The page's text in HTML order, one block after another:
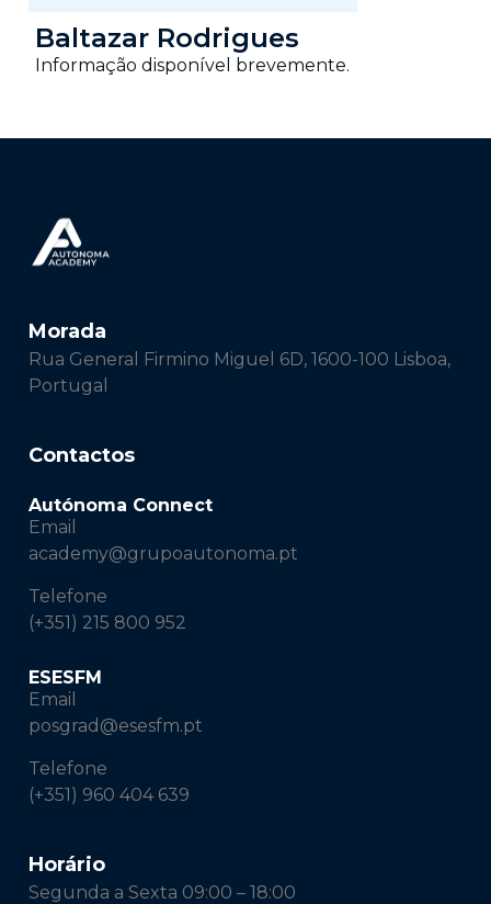
Baltazar Rodrigues
Informação disponível brevemente.
Morada
Rua General Firmino Miguel 6D, 1600-100 Lisboa,
Portugal
Contactos
Autónoma Connect
Email
academy@grupoautonoma.pt
Telefone
(+351) 215 800 952
ESESFM
Email
posgrad@esesfm.pt
Telefone
(+351) 960 404 639
Horário
Segunda a Sexta 09:00 – 18:00